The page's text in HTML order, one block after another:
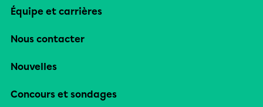
Équipe et carrières
Nous contacter
Nouvelles
Concours et sondages